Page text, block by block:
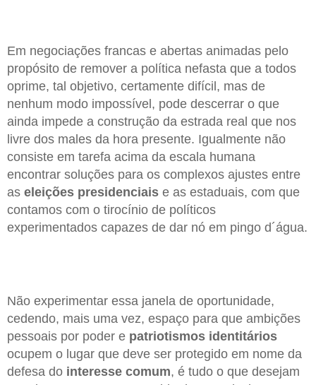
Em negociações francas e abertas animadas pelo
propósito de remover a política nefasta que a todos
oprime, tal objetivo, certamente difícil, mas de
nenhum modo impossível, pode descerrar o que
ainda impede a construção da estrada real que nos
livre dos males da hora presente. Igualmente não
consiste em tarefa acima da escala humana
encontrar soluções para os complexos ajustes entre
as eleições presidenciais e as estaduais, com que
contamos com o tirocínio de políticos
experimentados capazes de dar nó em pingo d´água.
Não experimentar essa janela de oportunidade,
cedendo, mais uma vez, espaço para que ambições
pessoais por poder e patriotismos identitários
ocupem o lugar que deve ser protegido em nome da
defesa do interesse comum, é tudo o que desejam